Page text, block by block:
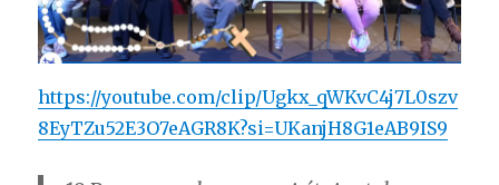
https://youtube.com/clip/Ugkx_qWKvC4j7L0szv
8EyTZu52E3O7eAGR8K?si=UKanjH8G1eAB9IS9